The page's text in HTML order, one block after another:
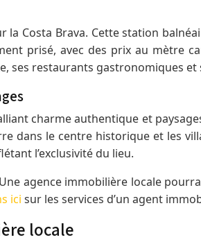
la Costa Brava. Cette station
prisé, avec des prix au mètre
ses restaurants gastronomiques et
charme authentique et
dans le centre historique et les
l’exclusivité du lieu.
agence immobilière locale
ici sur les services d’un agent
locale